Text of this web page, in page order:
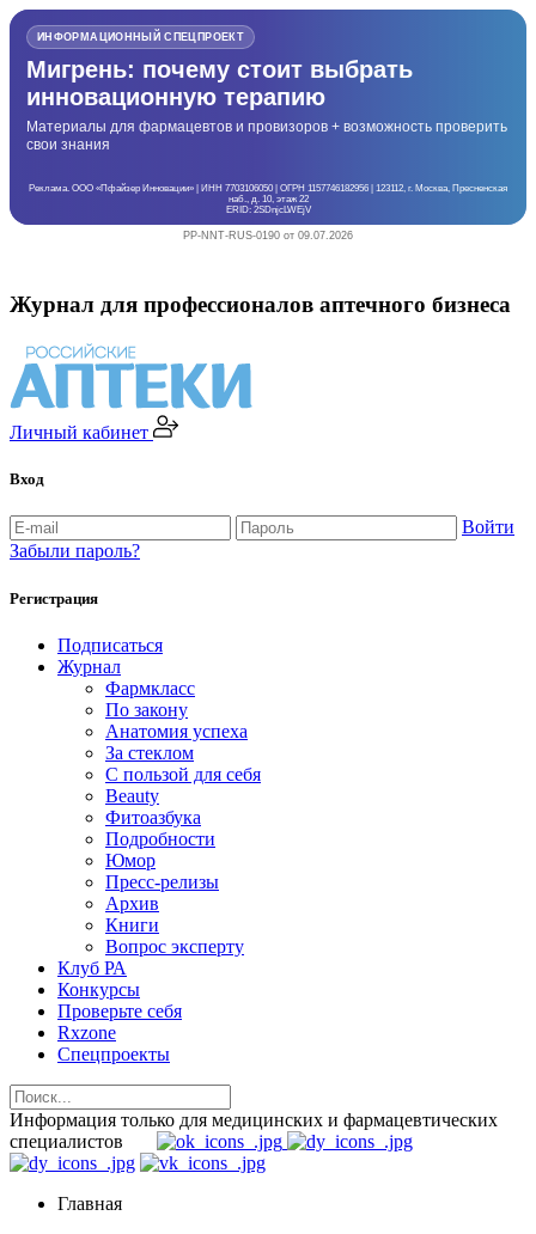
ИНФОРМАЦИОННЫЙ СПЕЦПРОЕКТ
Мигрень: почему стоит выбрать
инновационную терапию
Материалы для фармацевтов и провизоров + возможность проверить
свои знания
Реклама. ООО «Пфайзер Инновации» | ИНН 7703106050 | ОГРН 1157746182956 | 123112, г. Москва, Пресненская
наб., д. 10, этаж 22
ERID: 2SDnjcLWEjV
PP-NNT-RUS-0190 от 09.07.2026
Журнал для профессионалов аптечного бизнеса
Личный кабинет
Вход
Войти
Забыли пароль?
Регистрация
Подписаться
Журнал
Фармкласс
По закону
Анатомия успеха
За стеклом
С пользой для себя
Beauty
Фитоазбука
Подробности
Юмор
Пресс-релизы
Архив
Книги
Вопрос эксперту
Клуб РА
Конкурсы
Проверьте себя
Rxzone
Спецпроекты
Информация только для медицинских и фармацевтических
специалистов
Главная